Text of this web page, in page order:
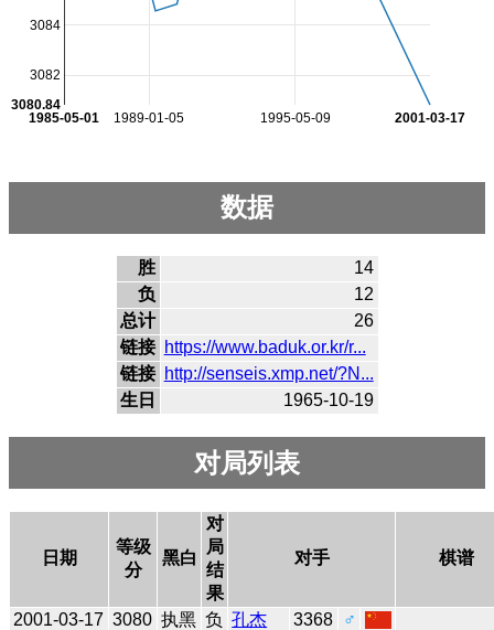
1989-01-05 1995-05-09
1985-05-01 2001-03-17
3082
3084
3080.84
数据
胜
14
负
12
总计
26
链接 https://www.baduk.or.kr/r...
链接 http://senseis.xmp.net/?N...
生日
1965-10-19
对局列表
日期
等级
分
黑白
对
局
结
果
对手 棋谱
2001-03-17 3080 执黑 负 孔杰 3368
♂